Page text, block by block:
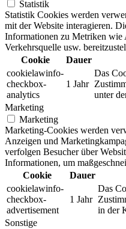
Statistik
Statistik Cookies werden
mit der Website interagieren.
Informationen zu Metriken wie
Verkehrsquelle usw.
Cookie
Dauer
cookielawinfo-
checkbox-
analytics
1 Jahr
Das
unter
Marketing
Marketing
Marketing-Cookies werden
Anzeigen und
verfolgen Besucher über
Informationen, um
Cookie
Dauer
cookielawinfo-
checkbox-
advertisement
1 Jahr
Das
in der
Sonstige